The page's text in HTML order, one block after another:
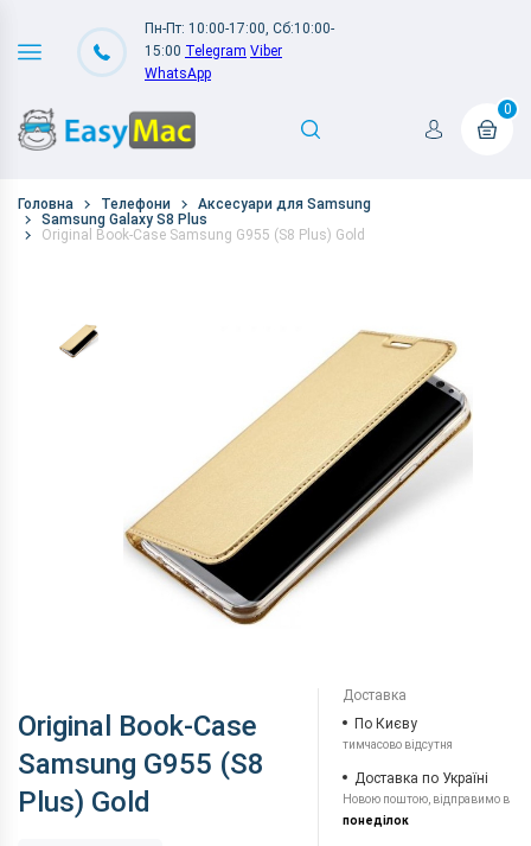
Пн-Пт: 10:00-17:00, Сб:10:00-
15:00 Telegram Viber
WhatsApp
0
Головна Телефони
Аксесуари для Samsung
Samsung Galaxy S8 Plus
Original Book-Case Samsung G955 (S8 Plus) Gold
Original Book-Case
Samsung G955 (S8
Plus) Gold
Доставка
По Києву
тимчасово відсутня
Доставка по Україні
Новою поштою, відправимо в
понеділок